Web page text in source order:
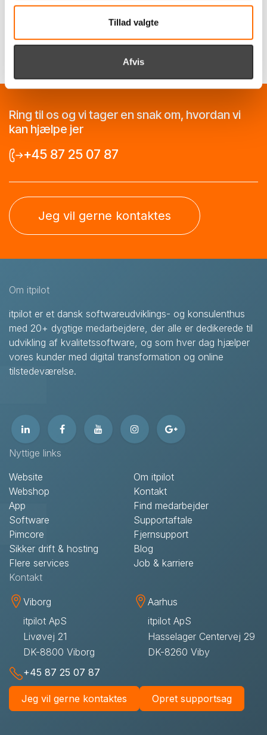
Tillad valgte
Afvis
Ring til os og vi tager en snak om, hvordan vi
kan hjælpe jer
+45 87 25 07 87
Jeg vil gerne kontaktes
Om itpilot
itpilot er et dansk softwareudviklings- og konsulenthus
med 20+ dygtige medarbejdere, der alle er dedikerede til
udvikling af kvalitetssoftware, og som hver dag hjælper
vores kunder med digital transformation og online
tilstedeværelse.
Nyttige links
Website
Webshop
App
Software
Pimcore
Sikker drift & hosting
Flere services
Om itpilot
Kontakt
Find medarbejder
Supportaftale
Fjernsupport
Blog
Job & karriere
Kontakt
Viborg
itpilot ApS
Livøvej 21
DK-8800 Viborg
Aarhus
itpilot ApS
Hasselager Centervej 29
DK-8260 Viby
+45 87 25 07 87
Jeg vil gerne kontaktes Opret supportsag